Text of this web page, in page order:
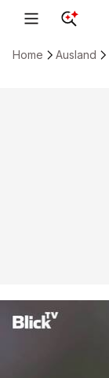
Home Ausland